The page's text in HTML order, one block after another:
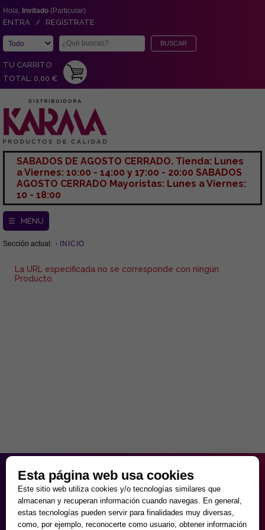
Hola, Invitado (Particular)
ENTRA / REGÍSTRATE
TU CARRITO
TOTAL: 0,00 €
SABADOS DE AGOSTO CERRADO. Tienda: Lunes
a Viernes: 10:00 - 14:00 y 17:00 - 20:00 SABADOS
AGOSTO CERRADO Mayoristas: Lunes a Viernes:
10 - 18:00
☰ MENU
Sección actual: INICIO
La URL especificada no se corresponde con ningún
Producto.
de Lunes a Viernes
9:30 - 20:00
Sábados
10:00 - 14:00 y 17:00 - 20:00
Domingos cerrado.
Esta página web usa cookies
Este sitio web utiliza cookies y/o tecnologías similares que
almacenan y recuperan información cuando navegas. En general,
estas tecnologías pueden servir para finalidades muy diversas,
como, por ejemplo, reconocerte como usuario, obtener información